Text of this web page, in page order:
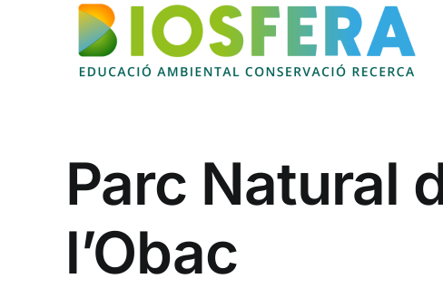
Parc Natural
l’Obac